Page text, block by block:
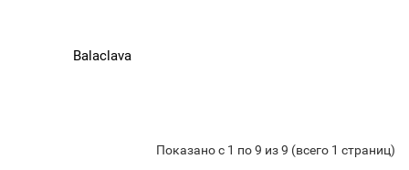
Balaclava
Показано с 1 по 9 из 9 (всего 1 страниц)